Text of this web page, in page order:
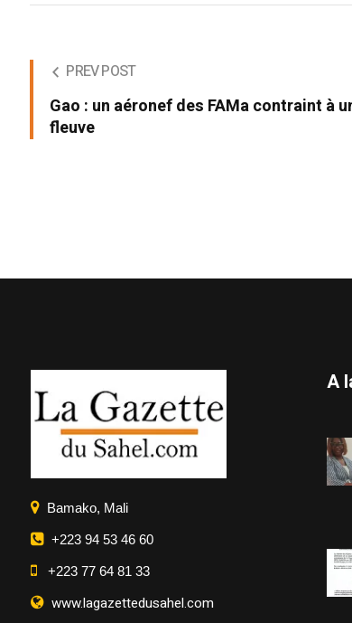
PREV POST
Gao : un aéronef des FAMa contraint à
fleuve
Bamako, Mali
+223 94 53 46 60
+223 77 64 81 33
www.lagazettedusahel.com
A